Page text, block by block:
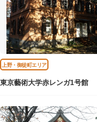
上野・御徒町エリア
東京藝術大学赤レンガ1号館